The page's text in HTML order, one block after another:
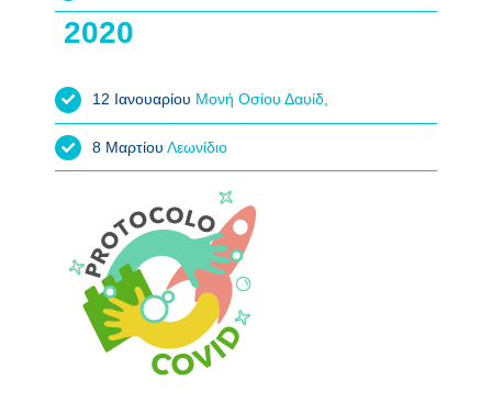
12 Ιανουαρίου Μονή Οσίου Δαυίδ,
8 Μαρτίου Λεωνίδιο